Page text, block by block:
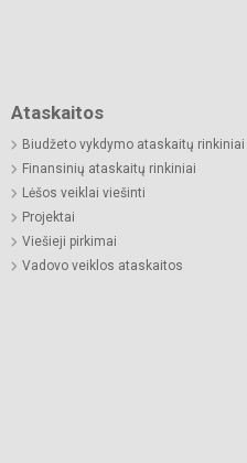
Ataskaitos
Biudžeto vykdymo ataskaitų rinkiniai
Finansinių ataskaitų rinkiniai
Lėšos veiklai viešinti
Projektai
Viešieji pirkimai
Vadovo veiklos ataskaitos